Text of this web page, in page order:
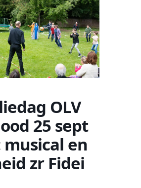
OLV
25 sept
musical en
zr Fidei